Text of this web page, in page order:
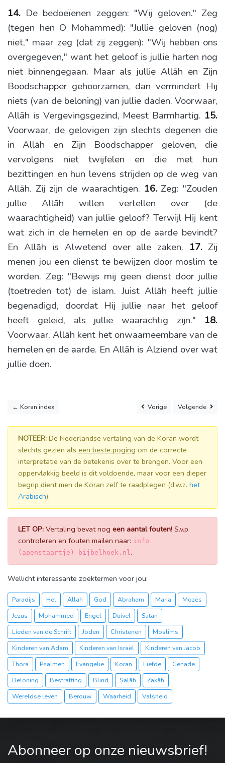
14. De bedoeïenen zeggen: "Wij geloven." Zeg
(tegen hen O Mohammed): "Jullie geloven (nog)
niet," maar zeg (dat zij zeggen): "Wij hebben ons
overgegeven," want het geloof is jullie harten nog
niet binnengegaan. Maar als jullie Allāh en Zijn
Boodschapper gehoorzamen, dan vermindert Hij
niets (van de beloning) van jullie daden. Voorwaar,
Allāh is Vergevingsgezind, Meest Barmhartig. 15.
Voorwaar, de gelovigen zijn slechts degenen die
in Allāh en Zijn Boodschapper geloven, die
vervolgens niet twijfelen en die met hun
bezittingen en hun levens strijden op de weg van
Allāh. Zij zijn de waarachtigen. 16. Zeg: "Zouden
jullie Allāh willen vertellen over (de
waarachtigheid) van jullie geloof? Terwijl Hij kent
wat zich in de hemelen en op de aarde bevindt?
En Allāh is Alwetend over alle zaken. 17. Zij
menen jou een dienst te bewijzen door moslim te
worden. Zeg: "Bewijs mij geen dienst door jullie
(toetreden tot) de islam. Juist Allāh heeft jullie
begenadigd, doordat Hij jullie naar het geloof
heeft geleid, als jullie waarachtig zijn." 18.
Voorwaar, Allāh kent het onwaarneembare van de
hemelen en de aarde. En Allāh is Alziend over wat
jullie doen.
← Koran index Vorige Volgende
NOTEER: De Nederlandse vertaling van de Koran wordt
slechts gezien als een beste poging om de correcte
interpretatie van de betekenis over te brengen. Voor een
oppervlakkig beeld is dit voldoende, maar voor een dieper
begrip dient men de Koran zelf te raadplegen (d.w.z. het
Arabisch).
LET OP: Vertaling bevat nog een aantal fouten! S.v.p.
controleren en fouten mailen naar: info
(apenstaartje) bijbelhoek.nl.
Wellicht interessante zoektermen voor jou:
Paradijs Hel Allah God Abraham Maria
Mozes
Jezus
Mohammed Engel Duivel
Satan
Lieden van de Schrift
Joden Christenen
Moslims
Kinderen van Adam
Kinderen van Israël
Kinderen van Jacob
Thora
Psalmen Evangelie Koran Liefde
Genade
Beloning
Bestraffing Blind Ṣalāh
Zakāh
Wereldse leven
Berouw Waarheid Valsheid
Abonneer op onze nieuwsbrief!